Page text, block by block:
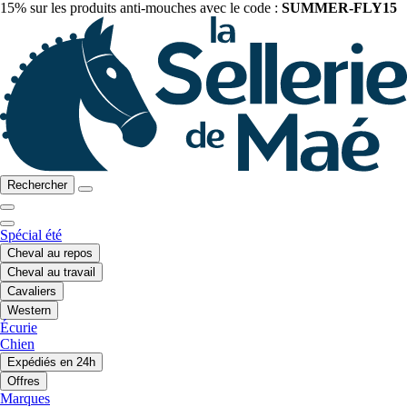
15% sur les produits anti-mouches avec le code : SUMMER-FLY15
Rechercher
Spécial été
Cheval au repos
Cheval au travail
Cavaliers
Western
Écurie
Chien
Expédiés en 24h
Offres
Marques